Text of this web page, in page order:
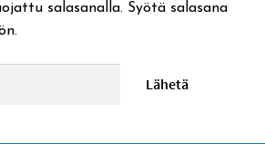
salasanalla. Syötä salasana